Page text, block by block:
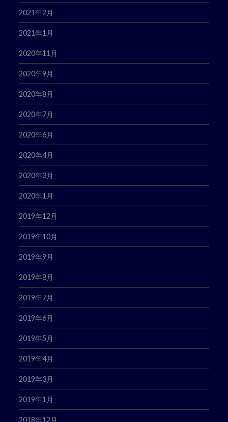
2021年2月
2021年1月
2020年11月
2020年9月
2020年8月
2020年7月
2020年6月
2020年4月
2020年3月
2020年1月
2019年12月
2019年10月
2019年9月
2019年8月
2019年7月
2019年6月
2019年5月
2019年4月
2019年3月
2019年1月
2018年12月